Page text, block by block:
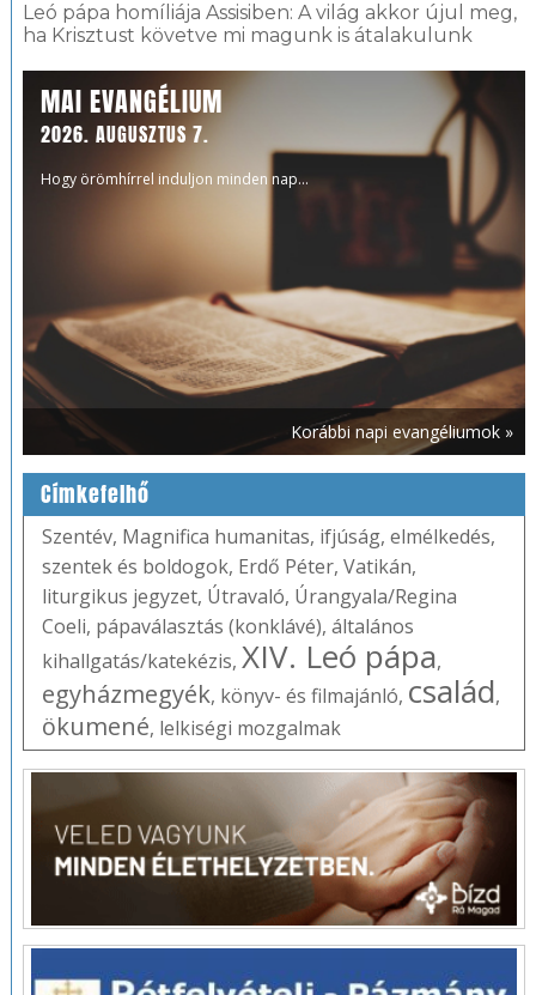
Leó pápa homíliája Assisiben: A világ akkor újul meg,
ha Krisztust követve mi magunk is átalakulunk
MAI EVANGÉLIUM
2026. AUGUSZTUS 7.
Hogy örömhírrel induljon minden nap...
Korábbi napi evangéliumok »
Címkefelhő
Szentév, Magnifica humanitas, ifjúság, elmélkedés,
szentek és boldogok, Erdő Péter, Vatikán,
liturgikus jegyzet, Útravaló, Úrangyala/Regina
Coeli, pápaválasztás (konklávé), általános
kihallgatás/katekézis, XIV. Leó pápa,
egyházmegyék, könyv- és filmajánló, család,
ökumené, lelkiségi mozgalmak